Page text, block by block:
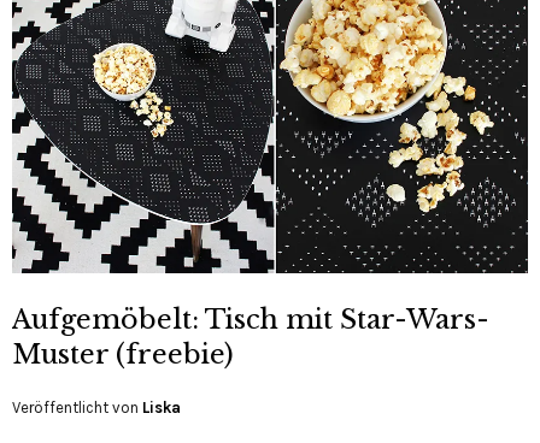
Aufgemöbelt: Tisch mit Star-Wars-
Muster (freebie)
Veröffentlicht von Liska